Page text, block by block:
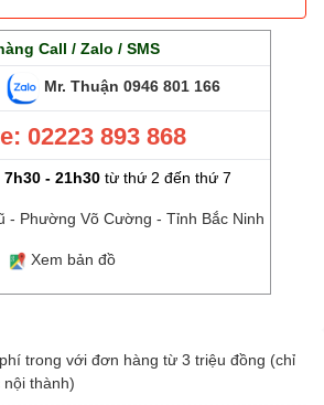
Call / Zalo / SMS
Mr. Thuận 0946 801 166
02223 893 868
7h30 - 21h30từ thứ 2 đến thứ 7
- Phường Võ Cường - Tỉnh Bắc Ninh
Xem bản đồ
trong với đơn hàng từ 3 triệu đồng (chỉ
thành)